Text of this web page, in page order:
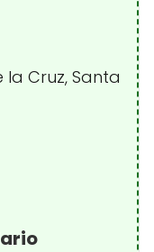
la Cruz, Santa